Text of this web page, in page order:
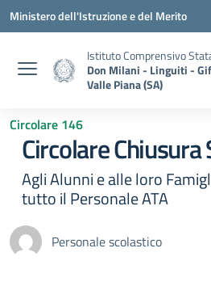
Vai ai contenuti
Vai al menu di navigazione
Vai al footer
Ministero dell'Istruzione e del Merito
Istituto Comprensivo
Don Milani - Linguiti -
Valle Piana (SA)
Circolare 146
Circolare Chiusura
Agli Alunni e alle loro
tutto il Personale ATA
Personale scolastico